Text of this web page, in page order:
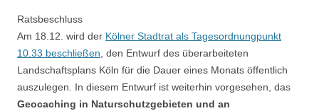
Ratsbeschluss
Am 18.12. wird der Kölner Stadtrat als Tagesordnungpunkt
10.33 beschließen, den Entwurf des überarbeiteten
Landschaftsplans Köln für die Dauer eines Monats öffentlich
auszulegen. In diesem Entwurf ist weiterhin vorgesehen, das
Geocaching in Naturschutzgebieten und an